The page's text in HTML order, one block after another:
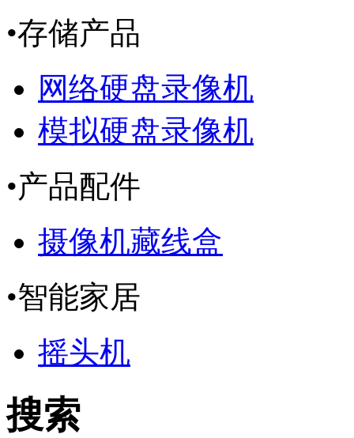
•存储产品
网络硬盘录像机
模拟硬盘录像机
•产品配件
摄像机藏线盒
•智能家居
摇头机
搜索